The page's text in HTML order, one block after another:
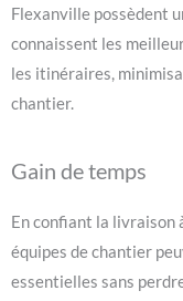
Flexanville possèdent
connaissent les
les itinéraires,
chantier.
Gain de temps
En confiant la livraison
équipes de chantier
essentielles sans